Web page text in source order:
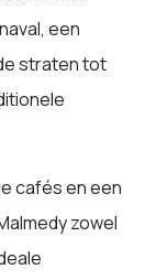
een
straten tot
cafés en een
zowel